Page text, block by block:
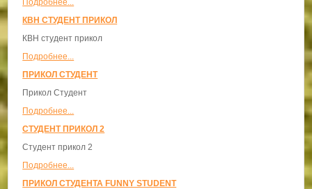
КВН СТУДЕНТ ПРИКОЛ
КВН студент прикол
Подробнее...
ПРИКОЛ СТУДЕНТ
Прикол Студент
Подробнее...
СТУДЕНТ ПРИКОЛ 2
Студент прикол 2
Подробнее...
ПРИКОЛ СТУДЕНТА FUNNY STUDENT